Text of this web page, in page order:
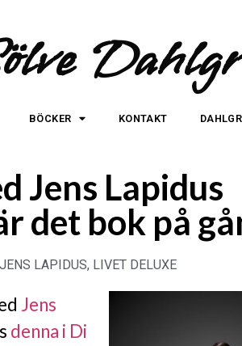
BÖCKER KONTAKT
Jens Lapidus
det bok på
JENS LAPIDUS, LIVET DELUXE
Jens
denna i Di